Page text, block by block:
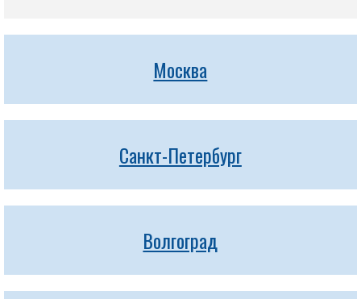
Москва
Санкт-Петербург
Волгоград